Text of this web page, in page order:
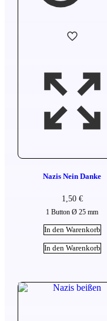
Nazis Nein Danke
1,50 €
1 Button Ø 25 mm
In den Warenkorb
In den Warenkorb